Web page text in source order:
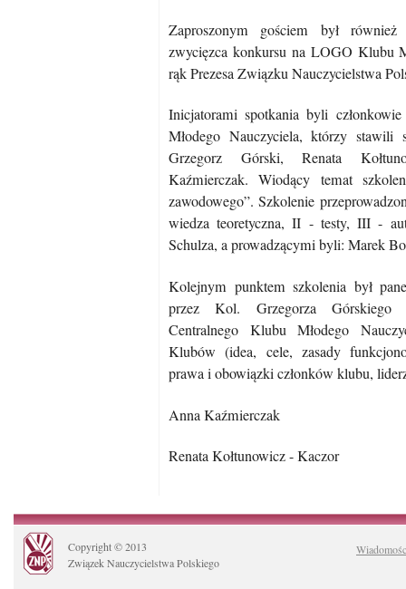
Zaproszonym gościem był
zwycięzca konkursu na LOGO Klubu
rąk Prezesa Związku Nauczycielstwa
Inicjatorami spotkania byli
Młodego Nauczyciela, którzy stawili
Grzegorz Górski, Renata
Kaźmierczak. Wiodący temat
zawodowego”. Szkolenie
wiedza teoretyczna, II - testy, III -
Schulza, a prowadzącymi byli: Marek
Kolejnym punktem szkolenia był
przez Kol. Grzegorza Górskiego
Centralnego Klubu Młodego
Klubów (idea, cele, zasady
prawa i obowiązki członków klubu,
Anna Kaźmierczak
Renata Kołtunowicz - Kaczor
Copyright © 2013
Związek Nauczycielstwa Polskiego